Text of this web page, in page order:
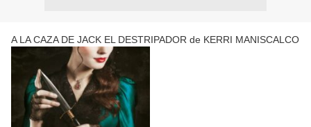
A LA CAZA DE JACK EL DESTRIPADOR de KERRI MANISCALCO